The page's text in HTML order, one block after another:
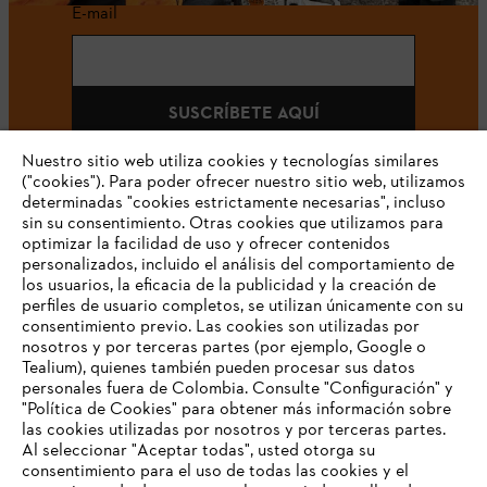
E-mail
SUSCRÍBETE AQUÍ
#STIHLCOLOMBIA
Nuestra empresa
Nuestro sitio web utiliza cookies y tecnologías similares
("cookies"). Para poder ofrecer nuestro sitio web, utilizamos
determinadas "cookies estrictamente necesarias", incluso
sin su consentimiento. Otras cookies que utilizamos para
optimizar la facilidad de uso y ofrecer contenidos
personalizados, incluido el análisis del comportamiento de
los usuarios, la eficacia de la publicidad y la creación de
perfiles de usuario completos, se utilizan únicamente con su
consentimiento previo. Las cookies son utilizadas por
nosotros y por terceras partes (por ejemplo, Google o
Tealium), quienes también pueden procesar sus datos
personales fuera de Colombia. Consulte "Configuración" y
"Política de Cookies" para obtener más información sobre
las cookies utilizadas por nosotros y por terceras partes.
Al seleccionar "Aceptar todas", usted otorga su
consentimiento para el uso de todas las cookies y el